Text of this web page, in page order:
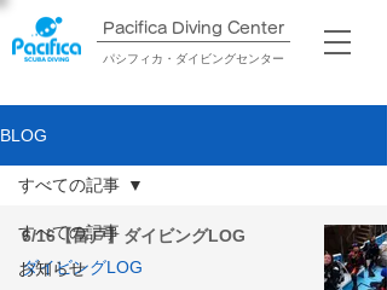
Pacifica Diving Center​
パシフィカ・ダイビングセンター
BLOG
すべての記事
お知らせ
すべての記事
6/16【富戸】ダイビングLOG
ダイビングLOG